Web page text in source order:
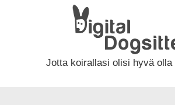
Jotta koirallasi olisi hyvä olla